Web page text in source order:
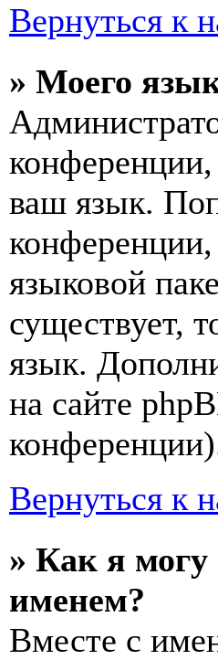
Вернуться к
» Моего
ваш язык.
языковой
существует,
язык.
на сайте
Вернуться к
» Как я могу
именем?
Вместе с